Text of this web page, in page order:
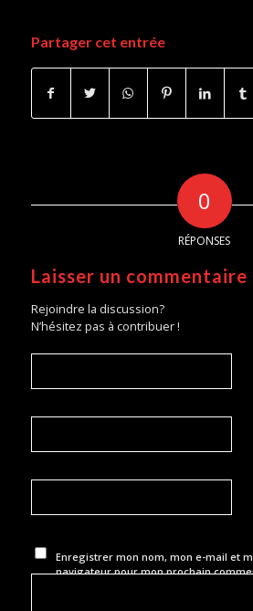
Partager cet entrée
0
RÉPONSES
Laisser un commentaire
Rejoindre la discussion?
N’hésitez pas à contribuer !
Enregistrer mon nom, mon e-mail et
navigateur pour mon prochain